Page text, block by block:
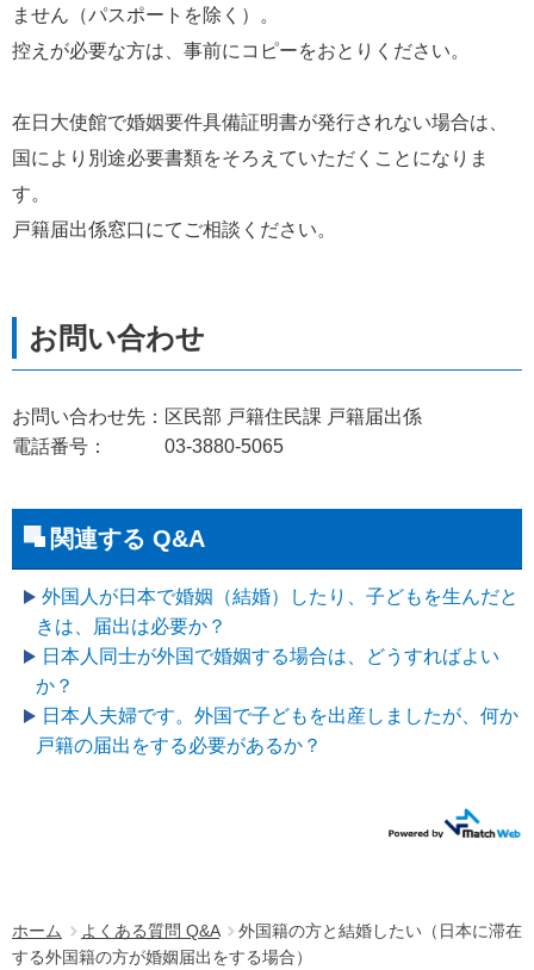
ホーム よくある質問 Q&A
外国籍の方と結婚したい（日本に滞在
する外国籍の方が婚姻届出をする場合）
ません（パスポートを除く）。
控えが必要な方は、事前にコピーをおとりください。
在日大使館で婚姻要件具備証明書が発行されない場合は、
国により別途必要書類をそろえていただくことになりま
す。
戸籍届出係窓口にてご相談ください。
お問い合わせ先：区民部 戸籍住民課 戸籍届出係
電話番号： 03-3880-5065
関連する Q&A
外国人が日本で婚姻（結婚）したり、子どもを生んだと
きは、届出は必要か？
日本人同士が外国で婚姻する場合は、どうすればよい
か？
日本人夫婦です。外国で子どもを出産しましたが、何か
戸籍の届出をする必要があるか？